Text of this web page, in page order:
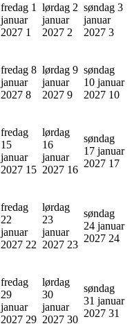
fredag 1
januar
2027 1
lørdag 2
januar
2027 2
søndag 3
januar
2027 3
fredag 8
januar
2027 8
lørdag 9
januar
2027 9
søndag
10 januar
2027 10
fredag
15
januar
2027 15
lørdag
16
januar
2027 16
søndag
17 januar
2027 17
fredag
22
januar
2027 22
lørdag
23
januar
2027 23
søndag
24 januar
2027 24
fredag
29
januar
2027 29
lørdag
30
januar
2027 30
søndag
31 januar
2027 31